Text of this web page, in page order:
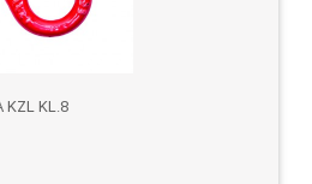
KZL KL.8